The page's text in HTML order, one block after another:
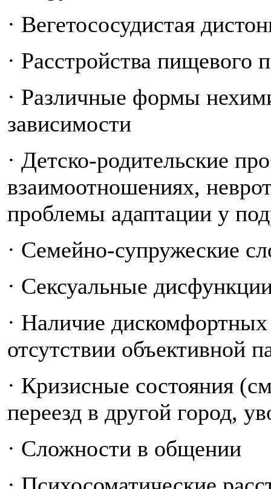
· Вегетососудистая
· Расстройства пищевого
· Различные формы
зависимости
· Детско-родительские
взаимоотношениях,
проблемы адаптации у
· Семейно-супружеские
· Сексуальные
· Наличие
отсутствии объективной
· Кризисные состояния
переезд в другой город,
· Сложности в общении